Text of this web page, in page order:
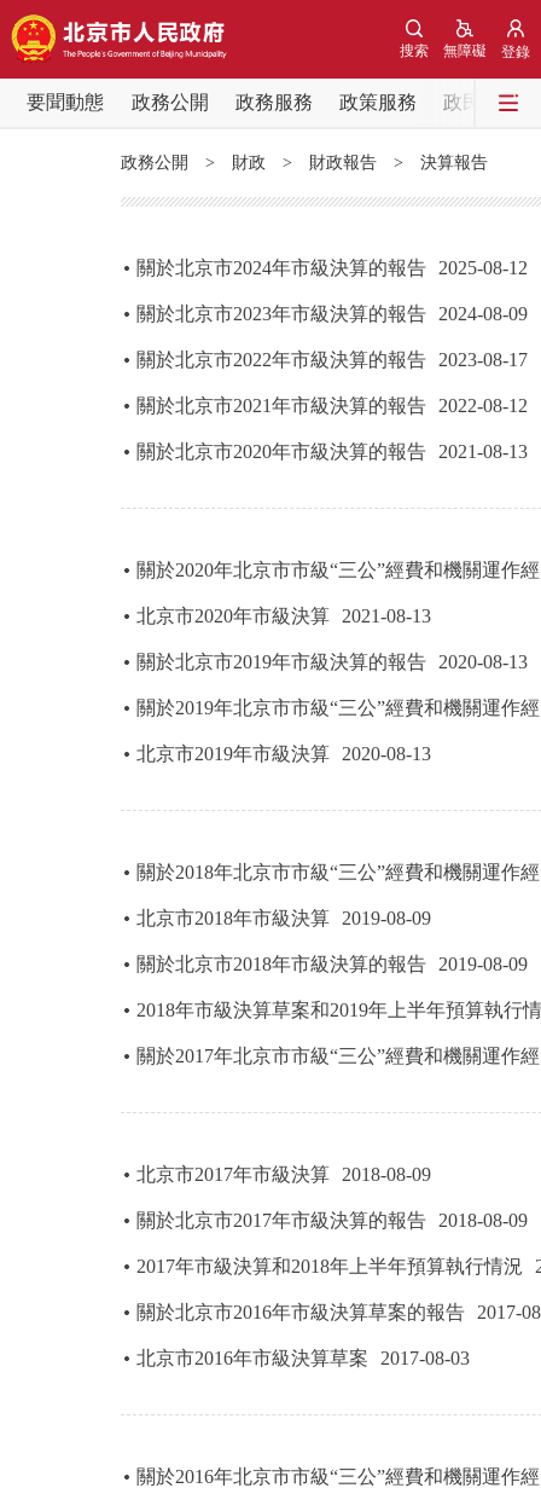
登錄
無障礙
搜索
要聞動態 政務公開 政務服務 政策服務
政民互動
黨中央精神
北京要聞
政務公開
市領導
決策公開
政務服務
仲介服務
政民互動
參與調查
綠色北京
多語種
政務公開 > 財政 > 財政報告 > 決算報告
關於北京市2024年市級決算的報告 2025-08-12
關於北京市2023年市級決算的報告 2024-08-09
​關於北京市2022年市級決算的報告 2023-08-17
關於北京市2021年市級決算的報告 2022-08-12
關於北京市2020年市級決算的報告 2021-08-13
關於2020年北京市市級“三公”經費和機關運作
北京市2020年市級決算 2021-08-13
關於北京市2019年市級決算的報告 2020-08-13
關於2019年北京市市級“三公”經費和機關運作
北京市2019年市級決算 2020-08-13
關於2018年北京市市級“三公”經費和機關運作
北京市2018年市級決算 2019-08-09
關於北京市2018年市級決算的報告 2019-08-09
2018年市級決算草案和2019年上半年預算執行
關於2017年北京市市級“三公”經費和機關運作
北京市2017年市級決算 2018-08-09
關於北京市2017年市級決算的報告 2018-08-09
2017年市級決算和2018年上半年預算執行情況
關於北京市2016年市級決算草案的報告 2017-
北京市2016年市級決算草案 2017-08-03
關於2016年北京市市級“三公”經費和機關運作